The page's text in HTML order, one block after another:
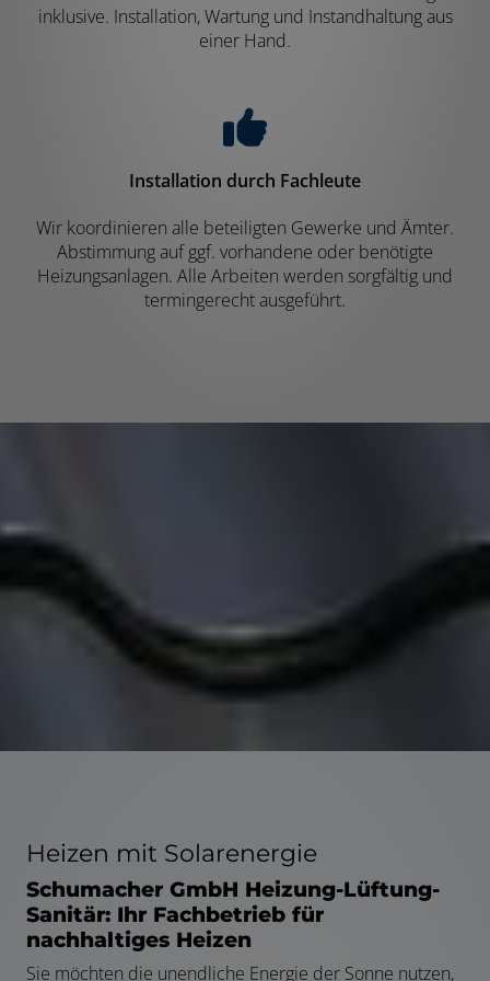
inklusive. Installation, Wartung und Instandhaltung aus
einer Hand.
Installation durch Fachleute
Wir koordinieren alle beteiligten Gewerke und Ämter.
Abstimmung auf ggf. vorhandene oder benötigte
Heizungsanlagen. Alle Arbeiten werden sorgfältig und
termingerecht ausgeführt.
Heizen mit Solarenergie
Schumacher GmbH Heizung-Lüftung-
Sanitär: Ihr Fachbetrieb für
nachhaltiges Heizen
Sie möchten die unendliche Energie der Sonne nutzen,